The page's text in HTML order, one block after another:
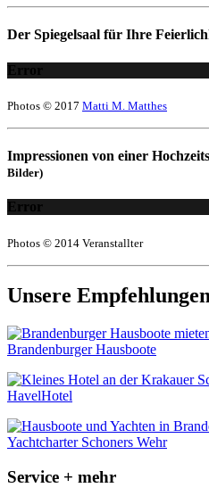
Der Spiegelsaal für Ihre
Error
Photos © 2017 Matti M. Matthes
Impressionen von einer
Bilder)
Error
Photos © 2014 Veranstallter
Unsere
Brandenburger Hausboote
HavelHotel
Yachtcharter Schoners Wehr
Service + mehr